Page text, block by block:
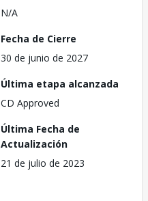
N/A
Fecha de Cierre
30 de junio de 2027
Última etapa alcanzada
CD Approved
Última Fecha de
Actualización
21 de julio de 2023